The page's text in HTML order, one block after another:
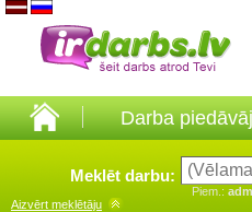
Darba
Meklēt darbu:
Piem.:
Aizvērt meklētāju